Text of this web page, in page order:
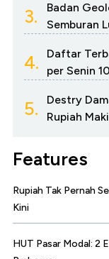
3.
Badan
Semburan
4.
Daftar
per Senin
5.
Destry
Rupiah
Features
Rupiah Tak Pernah
Kini
HUT Pasar Modal: 2